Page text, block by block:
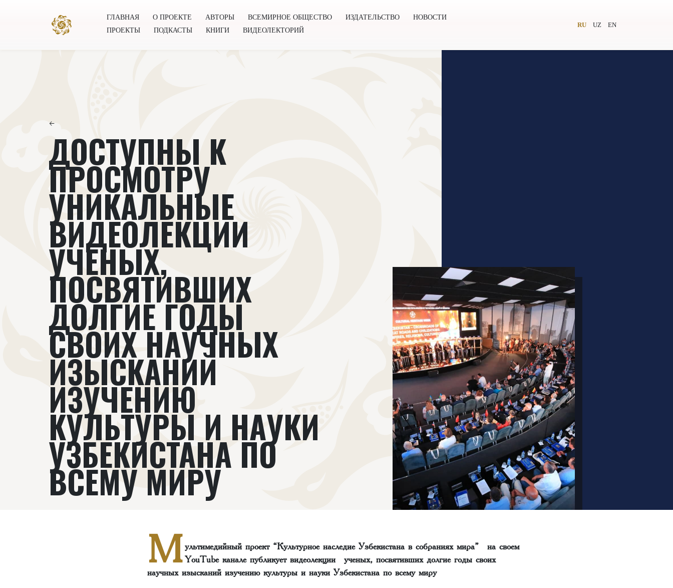
ГЛАВНАЯ О ПРОЕКТЕ АВТОРЫ ВСЕМИРНОЕ ОБЩЕСТВО ИЗДАТЕЛЬСТВО
НОВОСТИ
ПРОЕКТЫ
ПОДКАСТЫ КНИГИ ВИДЕОЛЕКТОРИЙ
RU UZ EN
←
ДОСТУПНЫ К
ПРОСМОТРУ
УНИКАЛЬНЫЕ
ВИДЕОЛЕКЦИИ
УЧЕНЫХ,
ПОСВЯТИВШИХ
ДОЛГИЕ ГОДЫ
СВОИХ НАУЧНЫХ
ИЗЫСКАНИЙ
ИЗУЧЕНИЮ
КУЛЬТУРЫ И НАУКИ
УЗБЕКИСТАНА ПО
ВСЕМУ МИРУ
Мультимедийный проект “Культурное наследие Узбекистана в собраниях мира” на своем
YouTube канале публикует видеолекции ученых, посвятивших долгие годы своих
научных изысканий изучению культуры и науки Узбекистана по всему миру